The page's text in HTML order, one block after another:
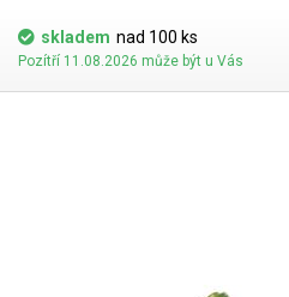
skladem nad 100 ks
Pozítří 11.08.2026 může být u Vás